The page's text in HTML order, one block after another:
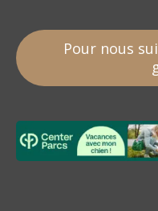
Pour nous